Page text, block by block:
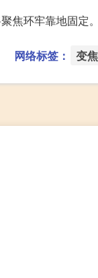
焦环牢靠地固定。
网络标签： 变焦